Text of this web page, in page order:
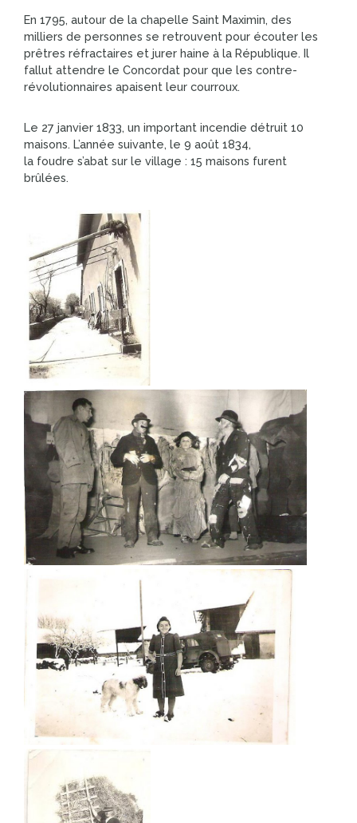
En 1795, autour de la chapelle Saint Maximin, des
milliers de personnes se retrouvent pour écouter les
prêtres réfractaires et jurer haine à la République. Il
fallut attendre le Concordat pour que les contre-
révolutionnaires apaisent leur courroux.
Le 27 janvier 1833, un important incendie détruit 10
maisons. L’année suivante, le 9 août 1834,
la foudre s’abat sur le village : 15 maisons furent
brûlées.